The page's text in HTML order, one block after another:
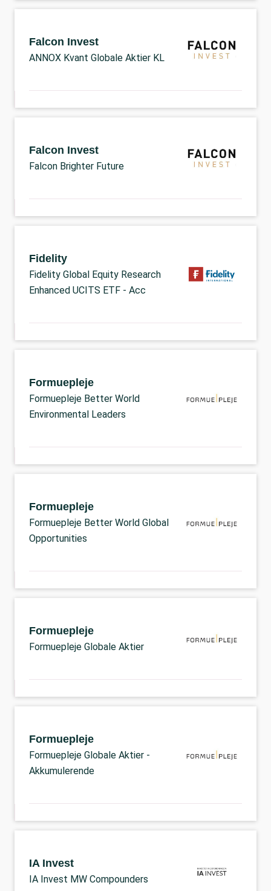
Falcon Invest
ANNOX Kvant Globale Aktier KL
Falcon Invest
Falcon Brighter Future
Fidelity
Fidelity Global Equity Research
Enhanced UCITS ETF - Acc
Formuepleje
Formuepleje Better World
Environmental Leaders
Formuepleje
Formuepleje Better World Global
Opportunities
Formuepleje
Formuepleje Globale Aktier
Formuepleje
Formuepleje Globale Aktier -
Akkumulerende
IA Invest
IA Invest MW Compounders